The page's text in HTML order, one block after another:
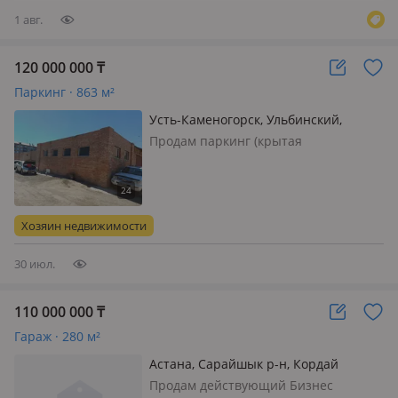
1 авг.
120 000 000₸
Паркинг · 863 м²
Усть-Каменогорск, Ульбинский,
Независимости 29г — Алматинской
Продам паркинг (крытая
Возможность сквозного проезда.
Стены кирпичные, полтора кирпича.
Хозяин недвижимости
30 июл.
110 000 000₸
Гараж · 280 м²
Астана, Сарайшык р-н, Кордай
Продам действующий Бизнес